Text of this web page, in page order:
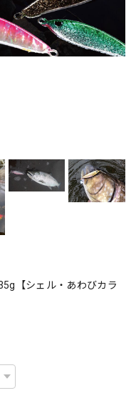
【シェル・あわびカラ